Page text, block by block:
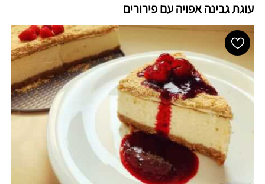
עוגת גבינה אפויה עם פירורים